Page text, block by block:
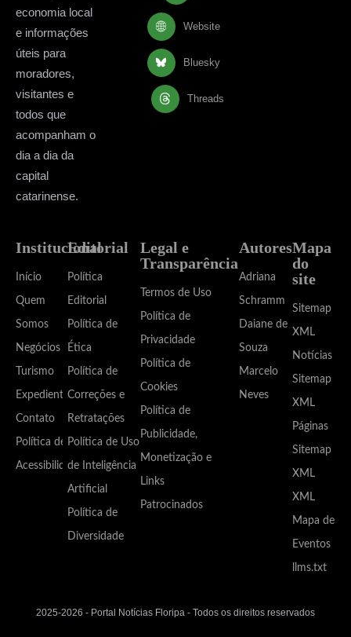
economia local
e informações
úteis para
moradores,
visitantes e
todos que
acompanham o
dia a dia da
capital
catarinense.
Website
Bluesky
Threads
Institucional
Início
Quem
Somos
Negócios
Turismo
Expediente
Contato
Política de
Acessibilidade
Editorial
Política
Editorial
Política de
Ética
Política de
Correções e
Retratações
Política de Uso
de Inteligência
Artificial
Política de
Diversidade
Legal e
Transparência
Termos de Uso
Política de
Privacidade
Política de
Cookies
Política de
Publicidade,
Monetização e
Links
Patrocinados
Autores
Adriana
Schramm
Daiane de
Souza
Marcelo
Neves
Mapa
do
site
Sitemap
XML
Notícias
Sitemap
XML
Páginas
Sitemap
XML
XML
Mapa de
Eventos
llms.txt
2025-2026 - Portal Notícias Floripa - Todos os direitos reservados